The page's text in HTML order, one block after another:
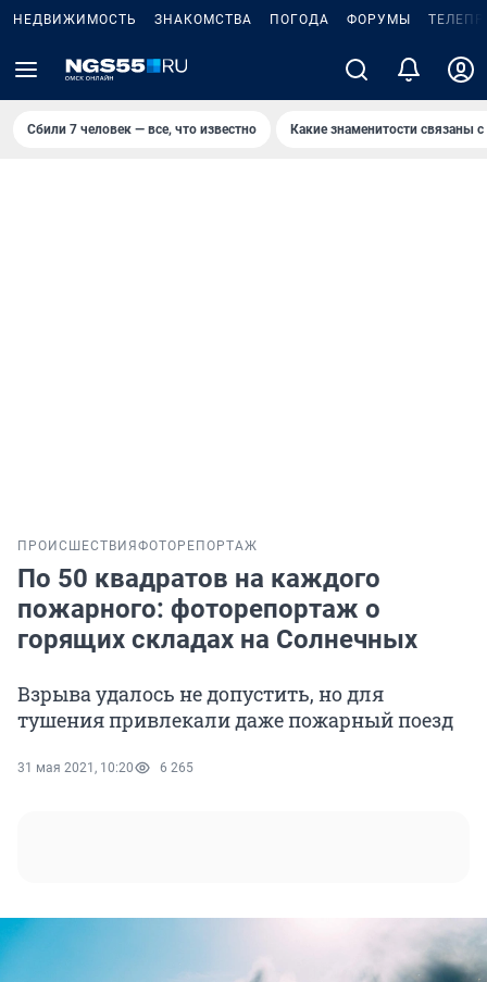
НЕДВИЖИМОСТЬ ЗНАКОМСТВА ПОГОДА ФОРУМЫ
Сбили 7 человек — все, что известно Какие знаменитости связаны
ПРОИСШЕСТВИЯ ФОТОРЕПОРТАЖ
По 50 квадратов на каждого
пожарного: фоторепортаж о
горящих складах на Солнечных
Взрыва удалось не допустить, но для
тушения привлекали даже пожарный поезд
31 мая 2021, 10:20 6 265